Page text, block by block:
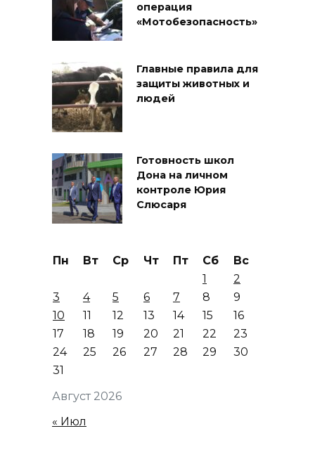
операция
«Мотобезопасность»
Главные правила для
защиты животных и
людей
Готовность школ
Дона на личном
контроле Юрия
Слюсаря
Август 2026
Пн Вт Ср Чт Пт Сб
Вс
1
2
3
4 5 6 7 8
9
10
11 12 13 14 15
16
17
18 19 20 21 22
23
24
25 26 27 28 29
30
31
« Июл